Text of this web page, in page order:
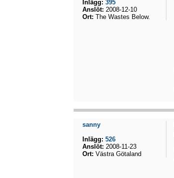
Inlägg: 395
Anslöt: 2008-12-10
Ort: The Wastes Below.
sanny
Inlägg: 526
Anslöt: 2008-11-23
Ort: Västra Götaland